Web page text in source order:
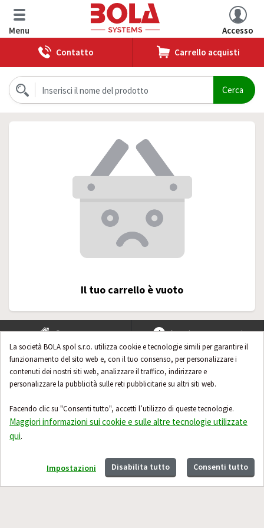
La società BOLA spol s.r.o. utilizza cookie e tecnologie simili per garantire il
funzionamento del sito web e, con il tuo consenso, per personalizzare i
contenuti dei nostri siti web, analizzare il traffico, indirizzare e
personalizzare la pubblicità sulle reti pubblicitarie su altri siti web.
Facendo clic su "Consenti tutto", accetti l’utilizzo di queste tecnologie.
Maggiori informazioni sui cookie e sulle altre tecnologie utilizzate
qui.
Impostazioni Disabilita tutto Consenti tutto
Menu
Accesso
Contatto
Carrello acquisti
Il tuo carrello è vuoto
Contatto Acquistare con noi
Aiuto & Consigli